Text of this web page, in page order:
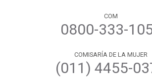
COM
0800-333-
COMISARÍA DE LA MUJER
(011) 4455-